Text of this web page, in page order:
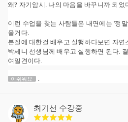
왜? 자기암시. 나의 마음을 바꾸니까 되었
이런 수업을 찾는 사람들은 내면에는 '정
을거다.
본질에 대한걸 배우고 실행하다보면 자연
박세니 선생님께 배우고 실행하면 된다.
여일견이다.
아쉬워요
최기선 수강중